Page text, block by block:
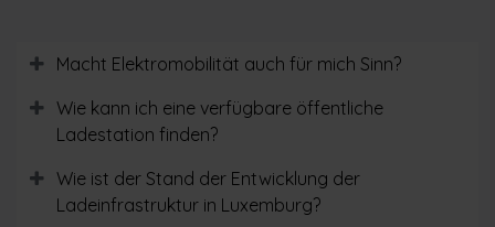
Macht Elektromobilität auch für mich Sinn?
Wie kann ich eine verfügbare öffentliche
Ladestation finden?
Wie ist der Stand der Entwicklung der
Ladeinfrastruktur in Luxemburg?